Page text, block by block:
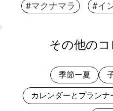
#マクナマラ #イ
その他の
季節ー夏
カレンダーとプランナ